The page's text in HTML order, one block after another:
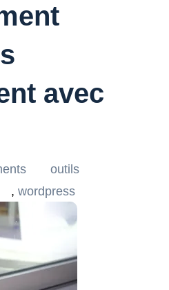
avec
outils
, wordpress